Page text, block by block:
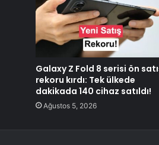
Galaxy Z Fold 8 serisi ön
rekoru kırdı: Tek ülkede
dakikada 140 cihaz satıldı!
Ağustos 5, 2026